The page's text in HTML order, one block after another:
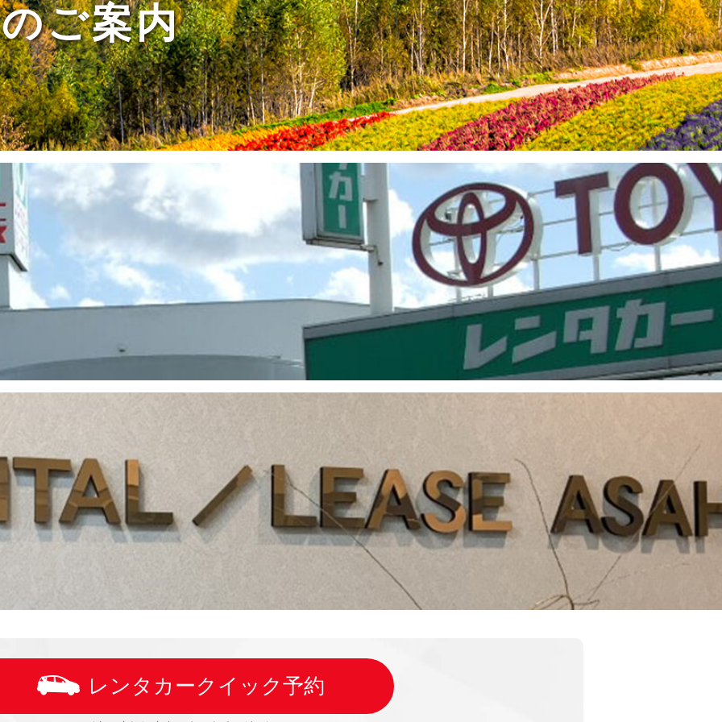
ご案内
レンタカークイック予約